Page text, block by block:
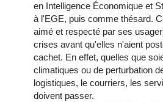
en Intelligence Économique et
à l'EGE, puis comme thésard.
aimé et respecté par ses
crises avant qu'elles n'aient
cachet. En effet, quelles que
climatiques ou de perturbation
logistiques, le courriers, les
doivent passer.